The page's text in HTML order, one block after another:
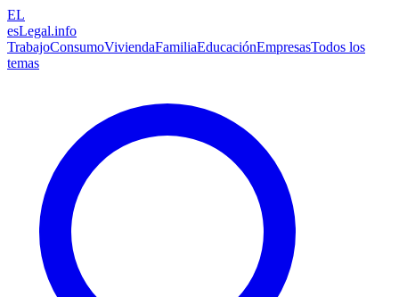
EL
esLegal.info
TrabajoConsumoViviendaFamiliaEducaciónEmpresasTodos los
temas